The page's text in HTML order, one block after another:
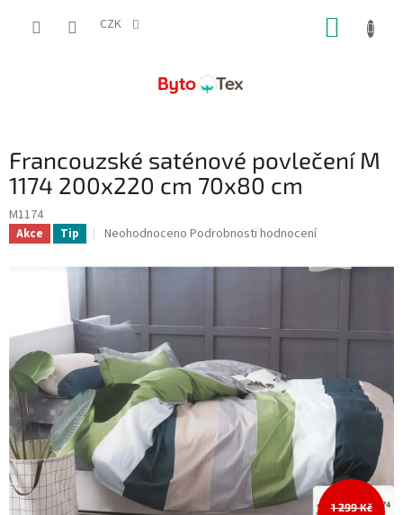
CZK
Francouzské saténové povlečení M
1174 200x220 cm 70x80 cm
M1174
Akce Tip
Průměrné
produktu
z
5
hvězdiček.
Neohodnoceno Podrobnosti hodnocení
1 299 Kč